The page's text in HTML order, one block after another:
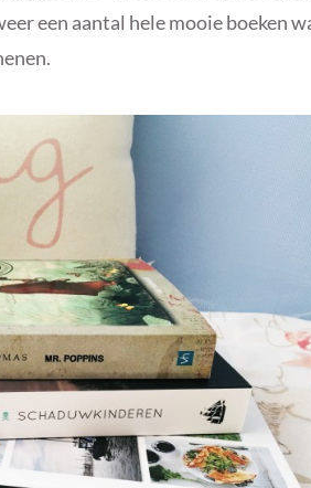
een aantal hele mooie boeken